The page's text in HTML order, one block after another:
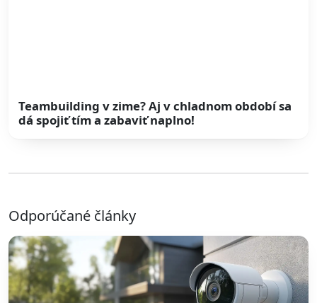
Teambuilding v zime? Aj v chladnom období sa
dá spojiť tím a zabaviť naplno!
Odporúčané články